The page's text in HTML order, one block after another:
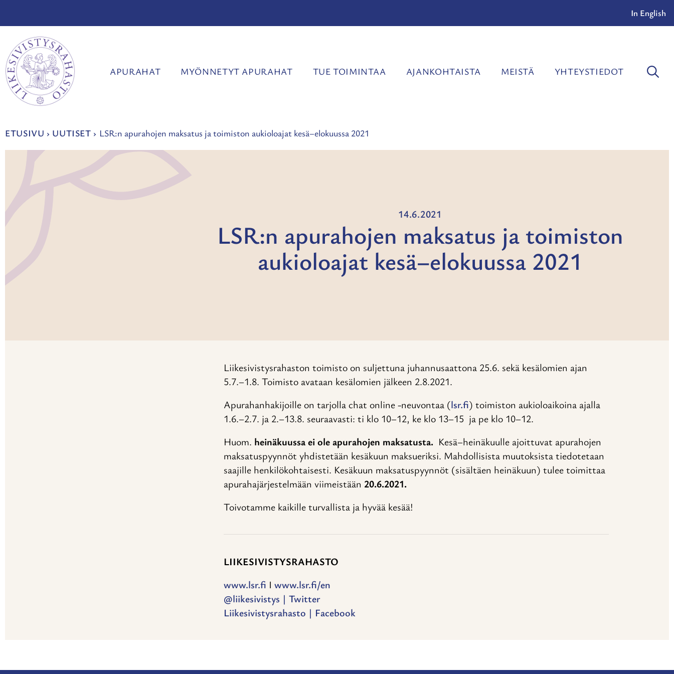
In English
APURAHAT MYÖNNETYT APURAHAT TUE TOIMINTAA AJANKOHTAISTA MEISTÄ YHTEYSTIEDOT
ETUSIVU › UUTISET › LSR:n apurahojen maksatus ja toimiston aukioloajat kesä–elokuussa 2021
14.6.2021
LSR:n apurahojen maksatus ja toimiston
aukioloajat kesä–elokuussa 2021
Liikesivistysrahaston toimisto on suljettuna juhannusaattona 25.6. sekä kesälomien ajan
5.7.–1.8. Toimisto avataan kesälomien jälkeen 2.8.2021.
Apurahanhakijoille on tarjolla chat online -neuvontaa (lsr.fi) toimiston aukioloaikoina ajalla
1.6.–2.7. ja 2.–13.8. seuraavasti: ti klo 10–12, ke klo 13–15 ja pe klo 10–12.
Huom. heinäkuussaei ole apurahojen maksatusta. Kesä–heinäkuulle ajoittuvat apurahojen
maksatuspyynnöt yhdistetään kesäkuun maksueriksi. Mahdollisista muutoksista tiedotetaan
saajille henkilökohtaisesti. Kesäkuun maksatuspyynnöt (sisältäen heinäkuun) tulee toimittaa
apurahajärjestelmään viimeistään 20.6.2021.
Toivotamme kaikille turvallista ja hyvää kesää!
LIIKESIVISTYSRAHASTO
www.lsr.fi I www.lsr.fi/en
@liikesivistys | Twitter
Liikesivistysrahasto | Facebook